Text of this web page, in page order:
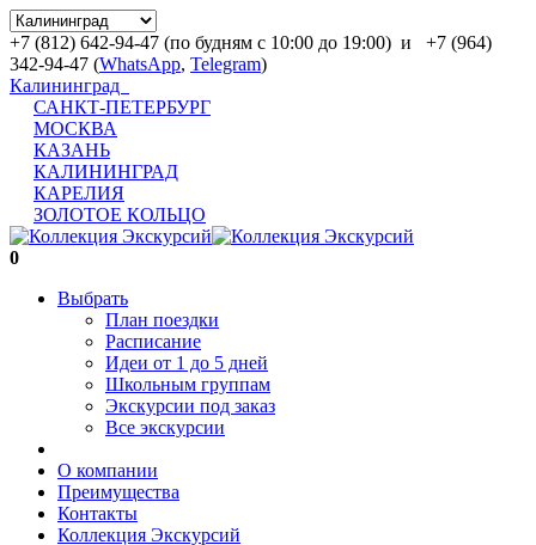
+7 (812) 642-94-47 (по будням с 10:00 до 19:00) и
+7 (964)
342-94-47 (WhatsApp, Telegram)
Калининград
САНКТ-ПЕТЕРБУРГ
МОСКВА
КАЗАНЬ
КАЛИНИНГРАД
КАРЕЛИЯ
ЗОЛОТОЕ КОЛЬЦО
0
Выбрать
План поездки
Расписание
Идеи от 1 до 5 дней
Школьным группам
Экскурсии под заказ
Все экскурсии
О компании
Преимущества
Контакты
Коллекция Экскурсий